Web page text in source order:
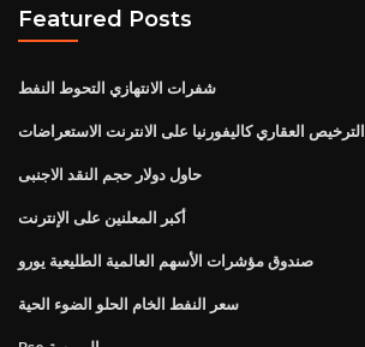
Featured Posts
شفرات الانتهازي التحوط النفط
الترخيص العقاري كاليفورنيا على الانترنت الاستعراضات
حاول دولار حجم النقد الاجنبى
أكبر المعلنين على الإنترنت
صندوق مؤشرات الأسهم العالمية الطليعية يورو
سعر النفط الخام الحلو الضوء الحية